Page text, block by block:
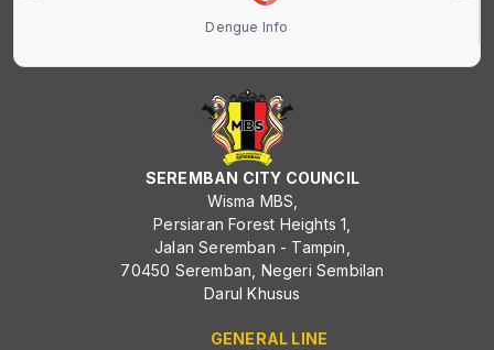
Dengue Info
SEREMBAN CITY COUNCIL
Wisma MBS,
Persiaran Forest Heights 1,
Jalan Seremban - Tampin,
70450 Seremban, Negeri Sembilan
Darul Khusus
GENERAL LINE